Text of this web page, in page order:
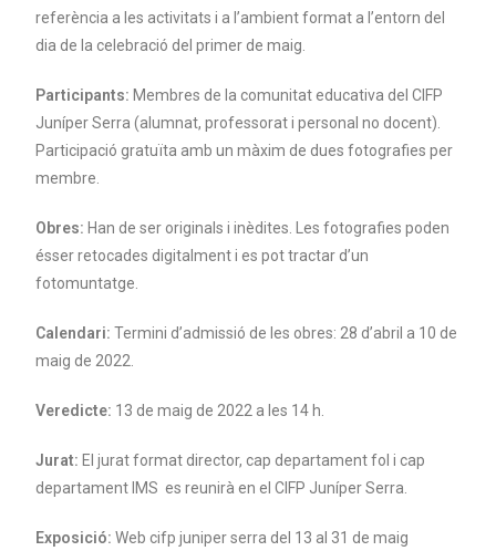
referència a les activitats i a l’ambient format a l’entorn del
dia de la celebració del primer de maig.
Participants: Membres de la comunitat educativa del CIFP
Juníper Serra (alumnat, professorat i personal no docent).
Participació gratuïta amb un màxim de dues fotografies per
membre.
Obres: Han de ser originals i inèdites. Les fotografies poden
ésser retocades digitalment i es pot tractar d’un
fotomuntatge.
Calendari: Termini d’admissió de les obres: 28 d’abril a 10 de
maig de 2022.
Veredicte: 13 de maig de 2022 a les 14 h.
Jurat: El jurat format director, cap departament fol i cap
departament IMS es reunirà en el CIFP Juníper Serra.
Exposició: Web cifp juniper serra del 13 al 31 de maig